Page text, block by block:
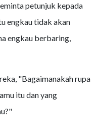
petunjuk kepada
engkau tidak akan
engkau berbaring,
"Bagaimanakah rupa
itu dan yang